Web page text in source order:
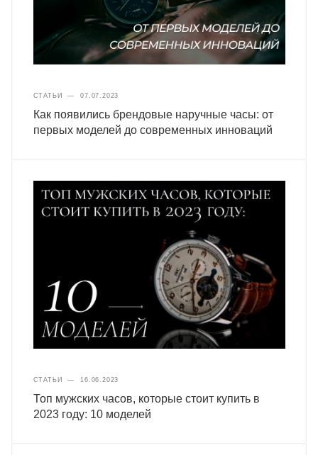
СТАТЬИ — 07.07.2023
Как появились брендовые наручные часы: от
первых моделей до современных инноваций
СТАТЬИ — 16.06.2023
Топ мужских часов, которые стоит купить в
2023 году: 10 моделей